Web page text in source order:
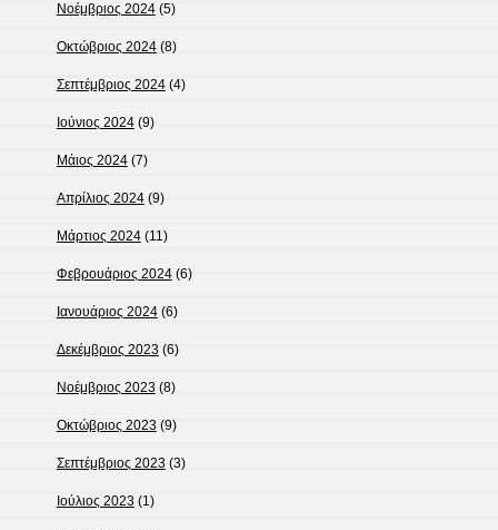
Νοέμβριος 2024(5)
Οκτώβριος 2024(8)
Σεπτέμβριος 2024(4)
Ιούνιος 2024(9)
Μάιος 2024(7)
Απρίλιος 2024(9)
Μάρτιος 2024(11)
Φεβρουάριος 2024(6)
Ιανουάριος 2024(6)
Δεκέμβριος 2023 (6)
Νοέμβριος 2023 (8)
Οκτώβριος 2023(9)
Σεπτέμβριος 2023 (3)
Ιούλιος 2023 (1)